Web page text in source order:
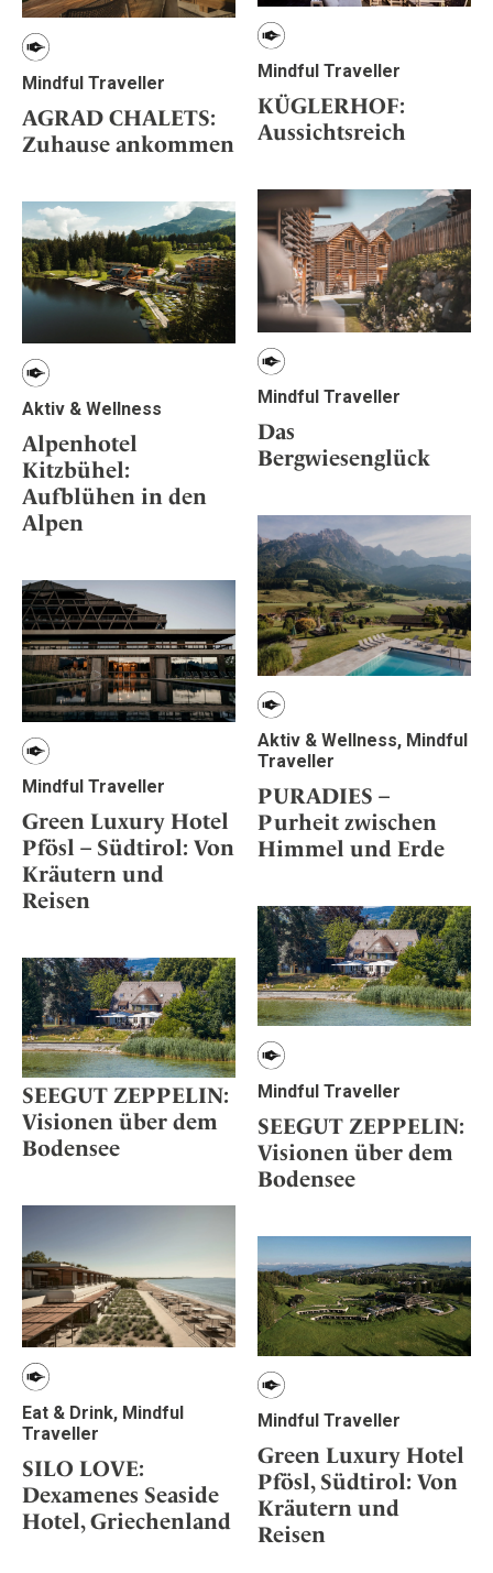
Mindful Traveller
KÜGLERHOF:
Aussichtsreich
Mindful Traveller
AGRAD CHALETS:
Zuhause ankommen
Mindful Traveller
Das
Bergwiesenglück
Aktiv & Wellness
Alpenhotel
Kitzbühel:
Aufblühen in den
Alpen
Aktiv & Wellness, Mindful
Traveller
PURADIES –
Purheit zwischen
Himmel und Erde
Mindful Traveller
Green Luxury Hotel
Pfösl – Südtirol: Von
Kräutern und
Reisen
Mindful Traveller
SEEGUT ZEPPELIN:
Visionen über dem
Bodensee
SEEGUT ZEPPELIN:
Visionen über dem
Bodensee
Eat & Drink, Mindful
Traveller
SILO LOVE:
Dexamenes Seaside
Hotel, Griechenland
Mindful Traveller
Green Luxury Hotel
Pfösl, Südtirol: Von
Kräutern und
Reisen